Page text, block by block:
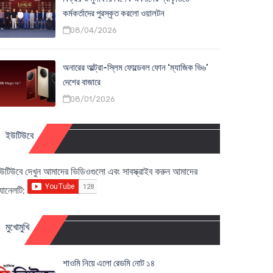
কর্মকর্তাদের পুরস্কৃত করলো ওয়ালটন
08/04/2026
অনারের আল্ট্রা-স্লিম ফোল্ডেবল ফোন ‘ম্যাজিক ভি৬’
দেশের বাজারে
08/01/2026
ইউটিউবে
দেখুন আমাদের ভিডিওগুলো এবং সাবস্ক্রাইব করুন আমাদের
মুখোমুখি
শাওমি নিয়ে এলো রেডমি নোট ১৪